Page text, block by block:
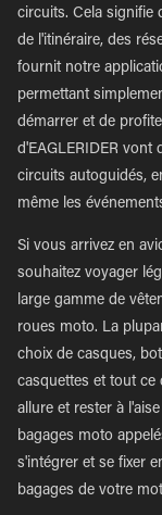
circuits. Cela signifie
de l'itinéraire, des
fournit notre
permettant
démarrer et de
d'EAGLERIDER vont
circuits autoguidés,
même les
Si vous arrivez en
souhaitez voyager
large gamme de
roues moto. La
choix de casques,
casquettes et tout ce
allure et rester à
bagages moto
s'intégrer et se fixer
bagages de votre